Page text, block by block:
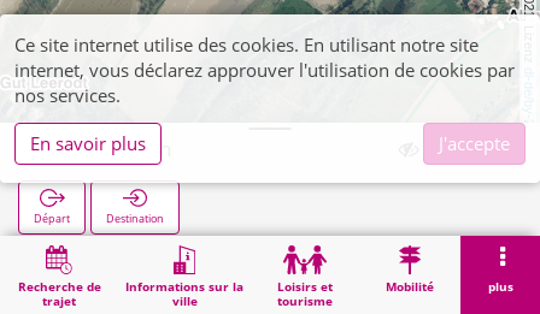
2021, Lizenz
dl-de/by-2-0
Recherche de
trajet
Informations sur la
ville
Loisirs et
tourisme
Mobilité plus
Kogenbroich
Départ Destination
Démarrage Kogenbroich
Ce site internet utilise des cookies. En utilisant notre site
internet, vous déclarez approuver l'utilisation de cookies par
nos services.
En savoir plus
J'accepte